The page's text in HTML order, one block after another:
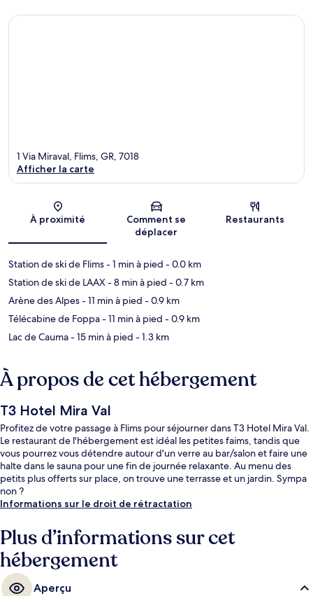
Carte
1 Via Miraval, Flims, GR, 7018
Afficher la carte
À proximité
Comment se
déplacer
Restaurants
Station de ski de Flims- 1 min à pied - 0.0 km
Station de ski de LAAX- 8 min à pied - 0.7 km
Arène des Alpes- 11 min à pied - 0.9 km
Télécabine de Foppa- 11 min à pied - 0.9 km
Lac de Cauma- 15 min à pied - 1.3 km
À propos de cet hébergement
T3 Hotel Mira Val
Profitez de votre passage à Flims pour séjourner dans T3 Hotel Mira Val.
Le restaurant de l'hébergement est idéal les petites faims, tandis que
vous pourrez vous détendre autour d'un verre au bar/salon et faire une
halte dans le sauna pour une fin de journée relaxante. Au menu des
petits plus offerts sur place, on trouve une terrasse et un jardin. Sympa
non ?
Informations sur le droit de rétractation
Plus d’informations sur cet
hébergement
Aperçu